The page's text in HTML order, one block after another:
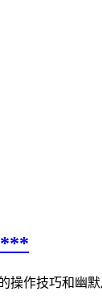
操作技巧和幽